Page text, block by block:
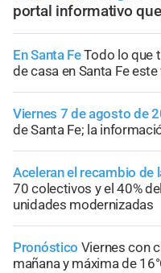
portal informativo
En Santa FeTodo lo que
de casa en Santa Fe
Viernes 7 de agosto de
de Santa Fe; la
Aceleran el recambio de
70 colectivos y el 40%
unidades modernizadas
Pronóstico Viernes con
mañana y máxima de